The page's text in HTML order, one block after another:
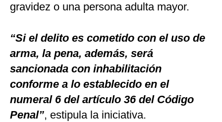
gravidez o una persona adulta mayor.
“Si el delito es cometido con el uso de
arma, la pena, además, será
sancionada con inhabilitación
conforme a lo establecido en el
numeral 6 del artículo 36 del Código
Penal”, estipula la iniciativa.